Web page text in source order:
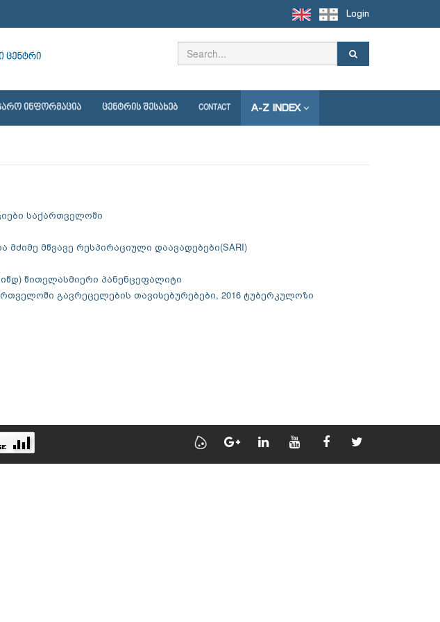
Login
ᲘᲜᲤᲝᲠᲛᲐᲪᲘᲐ ᲪᲔᲜᲢᲠᲘᲡ ᲨᲔᲡᲐᲮᲔᲑ CONTACT A-Z INDEX
საქართველოში
მწვავე რესპირაციული დაავადებები(SARI)
წითელასმიერი პანენცეფალიტი
გავრეცელების თავისებურებები, 2016 ტუბერკულოზი